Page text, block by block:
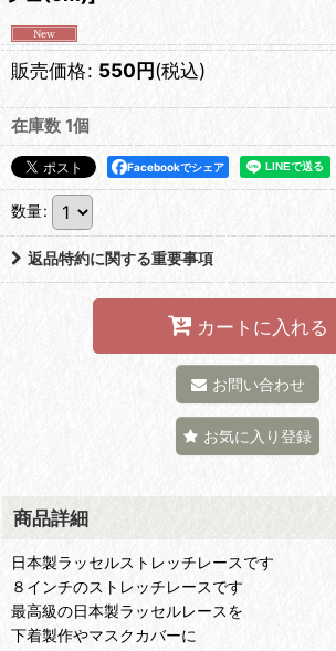
販売価格: 550円(税込)
在庫数 1個
Facebookでシェア
数量:
返品特約に関する重要事項
カートに入れる
お問い合わせ
お気に入り登録
商品詳細
日本製ラッセルストレッチレースです
８インチのストレッチレースです
最高級の日本製ラッセルレースを
下着製作やマスクカバーに